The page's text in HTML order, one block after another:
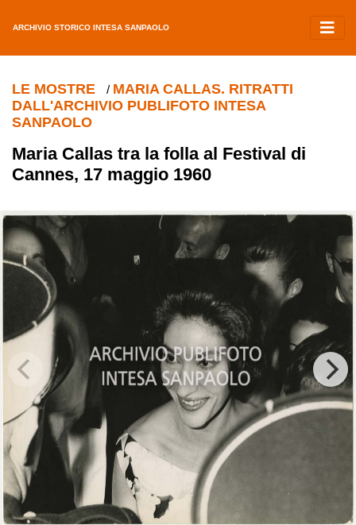
ARCHIVIO STORICO INTESA SANPAOLO
LE MOSTRE / MARIA CALLAS. RITRATTI
DALL'ARCHIVIO PUBLIFOTO INTESA
SANPAOLO
Maria Callas tra la folla al Festival di
Cannes, 17 maggio 1960